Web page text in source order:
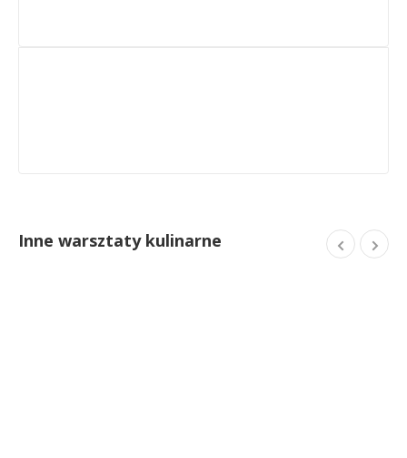
Inne warsztaty kulinarne